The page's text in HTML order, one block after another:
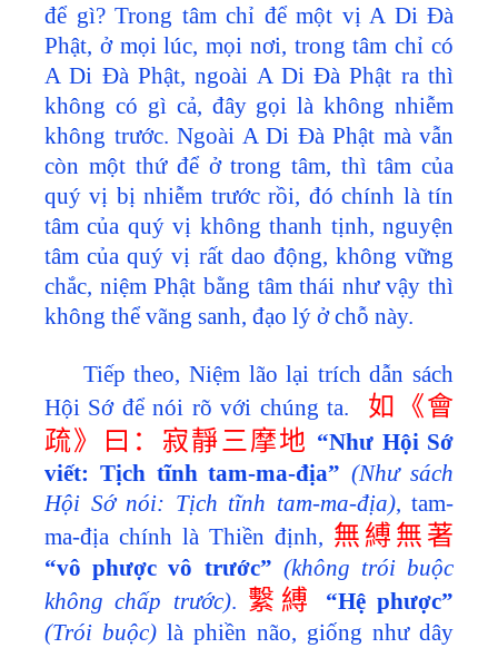
để gì? Trong tâm chỉ để một vị A Di Đà
Phật, ở mọi lúc, mọi nơi, trong tâm chỉ có
A Di Đà Phật, ngoài A Di Đà Phật ra thì
không có gì cả, đây gọi là không nhiễm
không trước. Ngoài A Di Đà Phật mà vẫn
còn một thứ để ở trong tâm, thì tâm của
quý vị bị nhiễm trước rồi, đó chính là tín
tâm của quý vị không thanh tịnh, nguyện
tâm của quý vị rất dao động, không vững
chắc, niệm Phật bằng tâm thái như vậy thì
không thể vãng sanh, đạo lý ở chỗ này.
Tiếp theo, Niệm lão lại trích dẫn sách
Hội Sớ để nói rõ với chúng ta.
如《會
疏》曰：寂靜三摩地 “Như Hội Sớ
viết: Tịch tĩnh tam-ma-địa”(Như sách
Hội Sớ nói: Tịch tĩnh tam-ma-địa), tam-
ma-địa chính là Thiền định, 無縛無著
“vô phược vô trước” (không trói buộc
không chấp trước). 繫縛
“Hệ phược”
(Trói buộc) là phiền não, giống như dây